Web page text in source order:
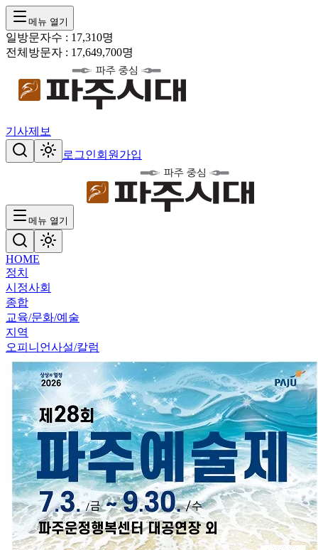
메뉴 열기
일방문자수 : 17,310명
전체방문자 : 17,649,700명
기사제보
로그인회원가입
메뉴 열기
HOME
정치
시정사회
종합
교육/문화/예술
지역
오피니언사설/칼럼